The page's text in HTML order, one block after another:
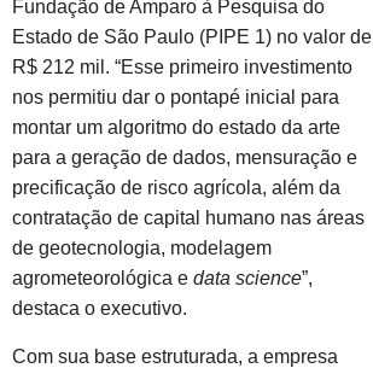
Fundação de Amparo à Pesquisa do
Estado de São Paulo (PIPE 1) no valor de
R$ 212 mil. “Esse primeiro investimento
nos permitiu dar o pontapé inicial para
montar um algoritmo do estado da arte
para a geração de dados, mensuração e
precificação de risco agrícola, além da
contratação de capital humano nas áreas
de geotecnologia, modelagem
agrometeorológica e data science”,
destaca o executivo.
Com sua base estruturada, a empresa